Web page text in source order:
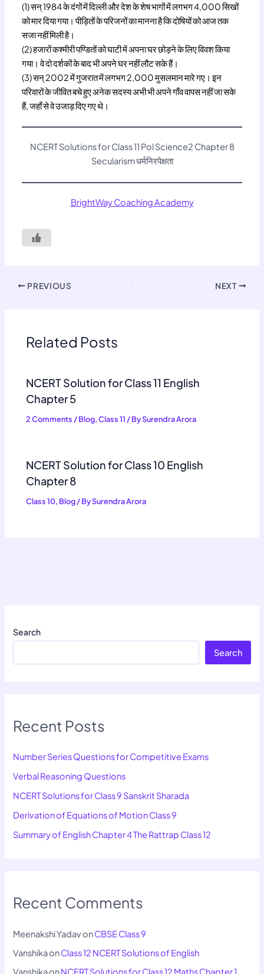
(1) सन् 1984 के दंगों में दिल्ली और देश के शेष भागों में लगभग 4,000 सिखों
को मार दिया गया। पीड़ितों के परिजनों का मानना है कि दोषियों को आज तक
सजा नहीं मिली है।
(2) हजारों कश्मीरी पण्डितों को घाटी में अपना घर छोड़ने के लिए विवश किया
गया। वे दो दर्शकों के बाद भी अपने घर नहीं लौट सके हैं।
(3) सन् 2002 में गुजरात में लगभग 2,000 मुसलमान मारे गए। इन
परिवारों के जीवित बचे हुए अनेक सदस्य अभी भी अपने गाँव वापस नहीं जा सके
हैं, जहाँ से वे उजाड़ दिए गए थे।
NCERT Solutions for Class 11 Pol Science2 Chapter 8
Secularism धर्मनिरपेक्षता
BrightWay Coaching Academy
PREVIOUS NEXT
Related Posts
NCERT Solution for Class 11 English
Chapter 5
2 Comments /Blog,Class 11 / BySurendra Arora
NCERT Solution for Class 10 English
Chapter 8
Class 10, Blog/ BySurendra Arora
Search
Search
Recent Posts
Number Series Questions for Competitive Exams
Verbal Reasoning Questions
NCERT Solutions for Class 9 Sanskrit Sharada
Derivation of Equations of Motion Class 9
Summary of English Chapter 4 The Rattrap Class 12
Recent Comments
Meenakshi YadavonCBSE Class 9
VanshikaonClass 12 NCERT Solutions of English
VanshikaonNCERT Solutions for Class 12 Maths Chapter 1